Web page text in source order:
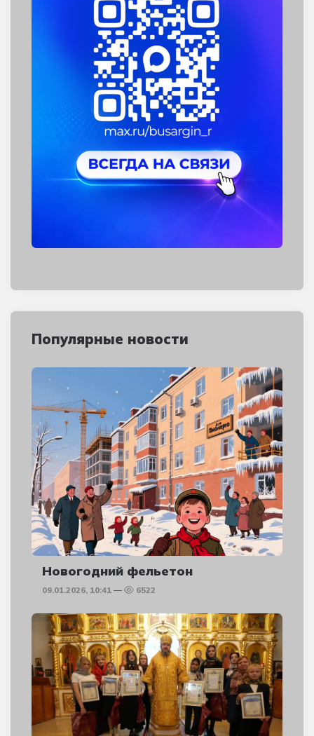
Популярные новости
Новогодний фельетон
09.01.2026, 10:41 6522